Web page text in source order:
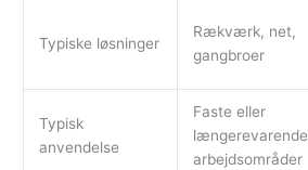
Typiske løsninger
Rækværk, net,
gangbroer
Typisk
anvendelse
Faste eller
længerevarende
arbejdsområder